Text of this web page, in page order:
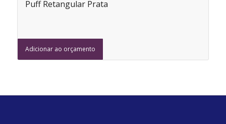
Puff Retangular Prata
Adicionar ao orçamento